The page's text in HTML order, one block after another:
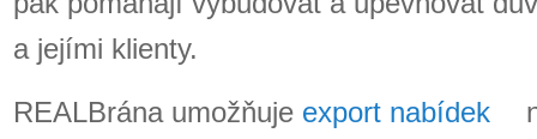
a jejími klienty.
REALBrána umožňuje export nabídek